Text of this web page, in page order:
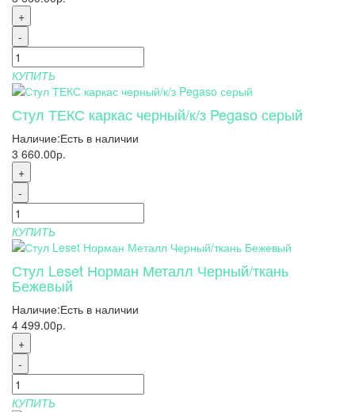
+
-
КУПИТЬ
Стул ТЕКС каркас черный/к/з Pegaso серый
Наличие:Есть в наличии
3 660.00р.
+
-
КУПИТЬ
Стул Leset Норман Металл Черный/ткань
Бежевый
Наличие:Есть в наличии
4 499.00р.
+
-
КУПИТЬ